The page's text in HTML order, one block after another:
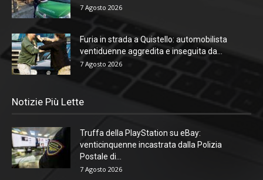
7 Agosto 2026
Furia in strada a Quistello: automobilista
ventiduenne aggredita e inseguita da...
7 Agosto 2026
Notizie Più Lette
Truffa della PlayStation su eBay:
venticinquenne incastrata dalla Polizia
Postale di...
7 Agosto 2026